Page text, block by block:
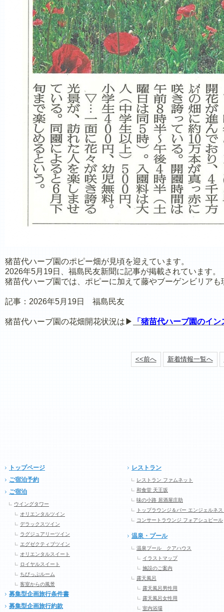
猪苗代ハーブ園のポピー畑が見頃を迎えています。
2026年5月19日、福島民友新聞に記事が掲載されています。
猪苗代ハーブ園では、ポピーに加えて藤やブーゲンビリアも
記事：2026年5月19日 福島民友
猪苗代ハーブ園の花畑開花状況は▶ 「 猪苗代ハーブ園のイン
<<前へ 新着情報一覧へ
トップページ
ご宿泊予約
ご宿泊
ウイングタワー
オリエンタルツイン
デラックスツイン
ラグジュアリーツイン
エグゼクティブツイン
オリエンタルスイート
ロイヤルスイート
ちびっぷルーム
客室からの風景
募集型企画旅行条件書
募集型企画旅行約款
レストラン
レストラン ファムネット
和食堂 天王坂
味の小路 居酒屋庄助
トップラウンジ＆バー エンジェルネス
コンサートラウンジ フォアシュピール
温泉・プール
温泉プール クアハウス
イラストマップ
施設のご案内
露天風呂
露天風呂男性用
露天風呂女性用
室内浴場